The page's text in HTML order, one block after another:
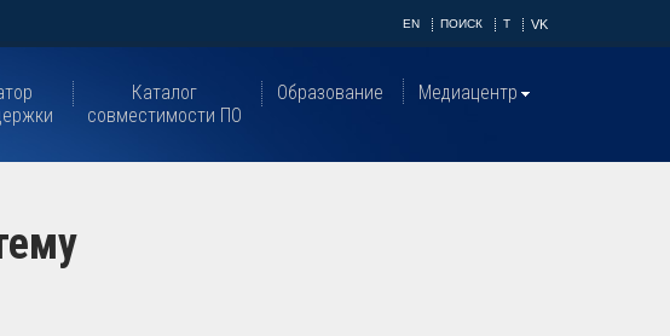
EN ПОИСК T VK
Каталог
совместимости ПО
Образование Медиацентр